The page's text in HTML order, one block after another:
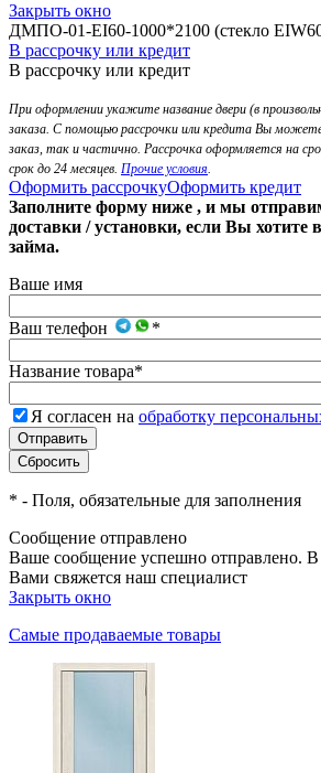
Закрыть окно
ДМПО-01-EI60-1000*2100 (стекло
В рассрочку или кредит
В рассрочку или кредит
При оформлении укажите название двери (в
заказа. С помощью рассрочки или кредита Вы
заказ, так и частично. Рассрочка оформляется на
срок до 24 месяцев. Прочие условия.
Оформить рассрочкуОформить кредит
Заполните форму ниже , и мы
доставки / установки, если Вы хотите
займа.
Ваше имя
Ваш телефон *
Название товара*
Я согласен на обработку
* - Поля, обязательные для заполнения
Сообщение отправлено
Ваше сообщение успешно отправлено.
Вами свяжется наш специалист
Закрыть окно
Самые продаваемые товары